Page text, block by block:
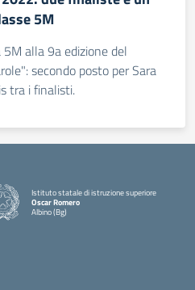
5M
alla 9a edizione del
secondo posto per Sara
tra i finalisti.
Istituto statale di istruzione superiore
Oscar Romero
Albino (Bg)